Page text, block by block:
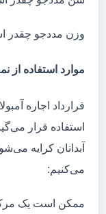
وزن مددجو چقدر
موارد استفاده از
قرارداد اجاره
استفاده قرار
آبدانان کرایه
می‌کنیم:
ممکن است یک مرکز